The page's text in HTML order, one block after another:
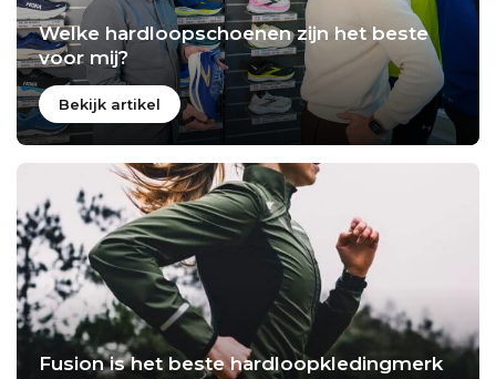
Welke hardloopschoenen zijn het beste
voor mij?
Bekijk artikel
Fusion is het beste hardloopkledingmerk